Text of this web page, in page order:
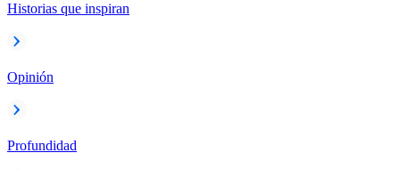
Historias que inspiran
Opinión
Profundidad